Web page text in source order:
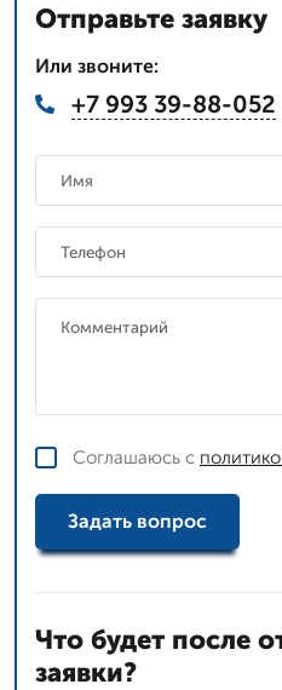
Отправьте заявку
Или звоните:
+7 993 39-88-052
Соглашаюсь с
Задать вопрос
Что будет после
заявки?